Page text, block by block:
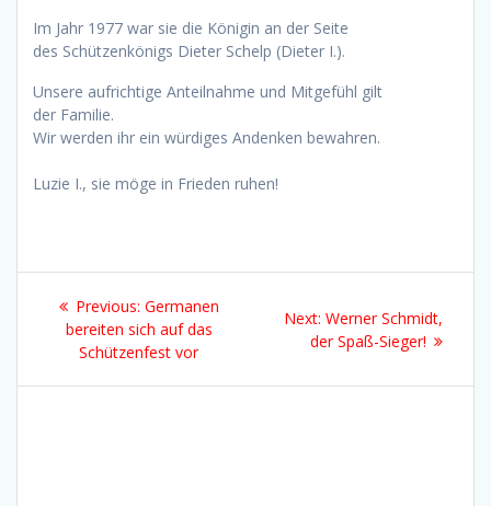
Im Jahr 1977 war sie die Königin an der Seite
des Schützenkönigs Dieter Schelp (Dieter I.).
Unsere aufrichtige Anteilnahme und Mitgefühl gilt
der Familie.
Wir werden ihr ein würdiges Andenken bewahren.
Luzie I., sie möge in Frieden ruhen!
Beitragsnavigation
Previous: Previous
post:
Germanen
bereiten sich auf das
Schützenfest vor
Next: Next
post:
Werner Schmidt,
der Spaß-Sieger!